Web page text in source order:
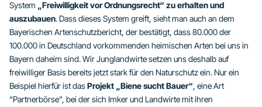
System „Freiwilligkeit vor Ordnungsrecht“ zu erhalten und
auszubauen. Dass dieses System greift, sieht man auch an dem
Bayerischen Artenschutzbericht, der bestätigt, dass 80.000 der
100.000 in Deutschland vorkommenden heimischen Arten bei uns in
Bayern daheim sind. Wir Junglandwirte setzen uns deshalb auf
freiwilliger Basis bereits jetzt stark für den Naturschutz ein. Nur ein
Beispiel hierfür ist dasProjekt „Biene sucht Bauer“, eine Art
“Partnerbörse”, bei der sich Imker und Landwirte mit ihren